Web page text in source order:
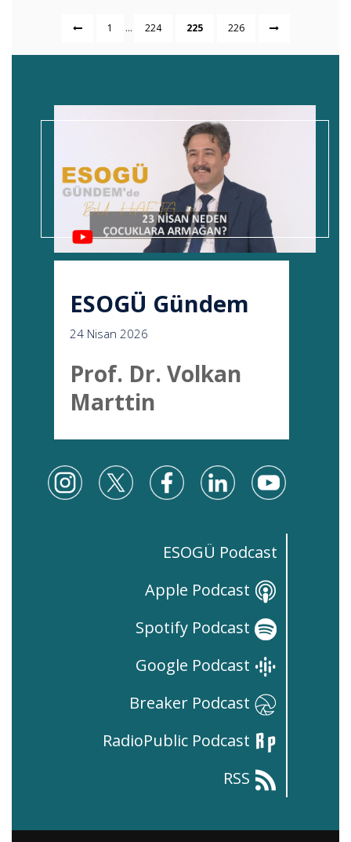
1 ... 224 225 226
ESOGÜ Gündem
24 Nisan 2026
Prof. Dr. Volkan
Marttin
ESOGÜ Podcast
Apple Podcast
Spotify Podcast
Google Podcast
Breaker Podcast
RadioPublic Podcast
RSS